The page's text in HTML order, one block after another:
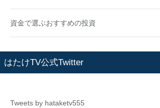
資金で選ぶおすすめの投資
はたけTV公式Twitter
Tweets by hataketv555